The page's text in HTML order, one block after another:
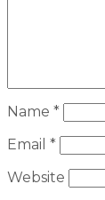
Name *
Email *
Website